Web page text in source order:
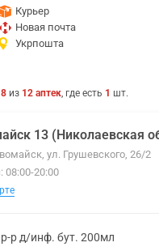
Курьер
Новая почта
Укрпошта
8 из 12 аптек, где есть 1 шт.
13 (Николаевская
ул. Грушевского, 26/2
08:00-20:00
р д/инф. бут. 200мл